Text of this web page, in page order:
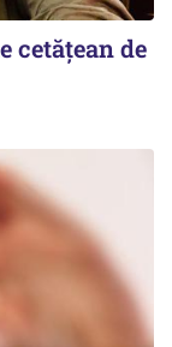
cetățean de